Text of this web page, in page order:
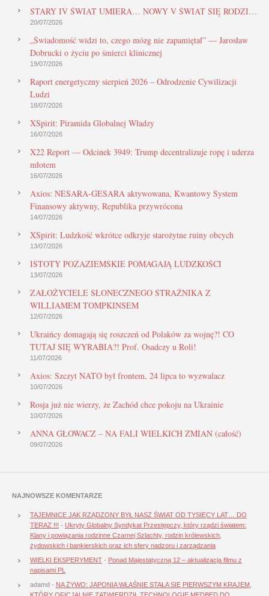
STARY IV ŚWIAT UMIERA… NOWY V ŚWIAT SIĘ RODZI…
20/07/2026
„Świadomość widzi to, czego mózg nie zapamiętał” — Jarosław
Dobrucki o życiu po śmierci klinicznej
19/07/2026
Raport energetyczny sierpień 2026 – Odrodzenie Cywilizacji
Ludzi
18/07/2026
XSpirit: Piramida Globalnej Władzy
16/07/2026
X22 Report — Odcinek 3949: Trump decentralizuje ropę i uderza
młotem
16/07/2026
Axios: NESARA-GESARA aktywowana, Kwantowy System
Finansowy aktywny, Republika przywrócona
14/07/2026
XSpirit: Ludzkość wkrótce odkryje starożytne ruiny obcych
13/07/2026
ISTOTY POZAZIEMSKIE POMAGAJĄ LUDZKOŚCI
13/07/2026
ZAŁOŻYCIELE SŁONECZNEGO STRAŻNIKA Z
WILLIAMEM TOMPKINSEM
12/07/2026
Ukraińcy domagają się roszczeń od Polaków za wojnę?! CO
TUTAJ SIĘ WYRABIA?! Prof. Osadczy u Roli!
11/07/2026
Axios: Szczyt NATO był frontem, 24 lipca to wyzwalacz
10/07/2026
Rosja już nie wierzy, że Zachód chce pokoju na Ukrainie
10/07/2026
ANNA GŁOWACZ – NA FALI WIELKICH ZMIAN (całość)
09/07/2026
NAJNOWSZE KOMENTARZE
TAJEMNICE JAK RZĄDZONY BYŁ NASZ ŚWIAT OD TYSIĘCY LAT… DO
TERAZ !!! - Ukryty Globalny Syndykat Przestępczy, który rządzi światem:
Klany i powiązania rodzinne Czarnej Szlachty, rodzin królewskich,
żydowskich i bankierskich oraz ich sfery nadzoru i zarządzania
WIELKI EKSPERYMENT - Ponad Majestatyczną 12 – aktualizacja filmu z
napisami PL
adamd - NA ŻYWO: JAPONIA WŁAŚNIE STAŁA SIĘ PIERWSZYM KRAJEM,